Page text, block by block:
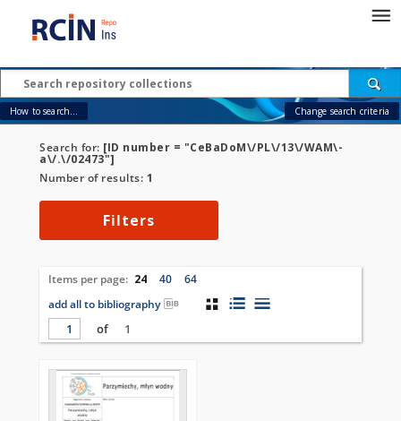
How to search... Change search criteria
Search for: [ID number = "CeBaDoM\/PL\/13\/WAM\-
a\/.\/02473"]
Number of results: 1
Filters
Items per page: 24 40
64
add all to bibliography
of
1